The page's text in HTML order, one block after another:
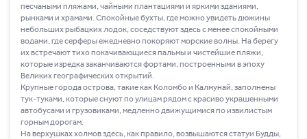
песчаными пляжами, чайными плантациями и яркими зданиями,
рынками и храмами. Спокойные бухты, где можно увидеть дюжины
небольших рыбацких лодок, соседствуют здесь с менее спокойными
водами, где серферы ежедневно покоряют морские волны. На берегу
их встречают тихо покачивающиеся пальмы и чистейшие пляжи,
которые изредка заканчиваются фортами, построенными в эпоху
Великих географических открытий.
Крупные города острова, такие как Коломбо и Калмунай, заполнены
тук-туками, которые снуют по улицам рядом с красиво украшенными
автобусами и грузовиками, медленно движущимися по извилистым
горным дорогам.
На верхушках холмов здесь, как правило, возвышаются статуи Будды,